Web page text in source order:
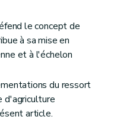
d'exploitation
le concept de
à sa mise en
et à l'échelon
du ressort
d'agriculture
article.